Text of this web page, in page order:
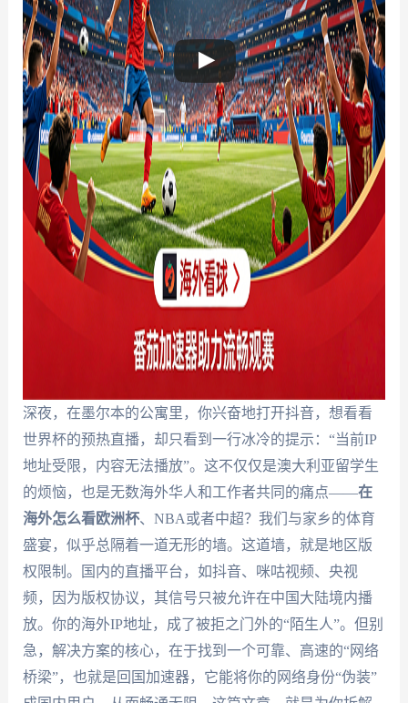
深夜，在墨尔本的公寓里，你兴奋地打开抖音，想看看
世界杯的预热直播，却只看到一行冰冷的提示：“当前IP
地址受限，内容无法播放”。这不仅仅是澳大利亚留学生
的烦恼，也是无数海外华人和工作者共同的痛点——在
海外怎么看欧洲杯、NBA或者中超？我们与家乡的体育
盛宴，似乎总隔着一道无形的墙。这道墙，就是地区版
权限制。国内的直播平台，如抖音、咪咕视频、央视
频，因为版权协议，其信号只被允许在中国大陆境内播
放。你的海外IP地址，成了被拒之门外的“陌生人”。但别
急，解决方案的核心，在于找到一个可靠、高速的“网络
桥梁”，也就是回国加速器，它能将你的网络身份“伪装”